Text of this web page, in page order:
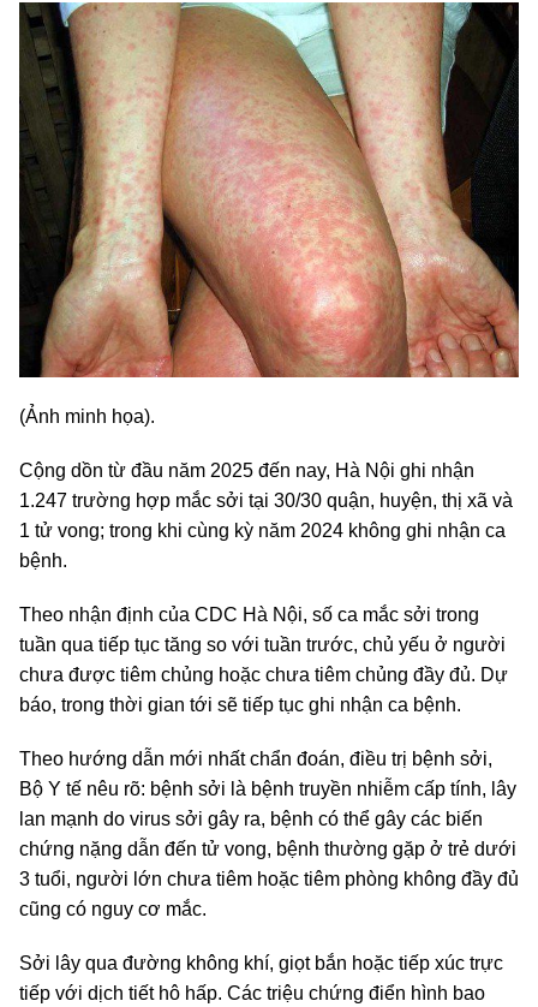
(Ảnh minh họa).
Cộng dồn từ đầu năm 2025 đến nay, Hà Nội ghi nhận
1.247 trường hợp mắc sởi tại 30/30 quận, huyện, thị xã và
1 tử vong; trong khi cùng kỳ năm 2024 không ghi nhận ca
bệnh.
Theo nhận định của CDC Hà Nội, số ca mắc sởi trong
tuần qua tiếp tục tăng so với tuần trước, chủ yếu ở người
chưa được tiêm chủng hoặc chưa tiêm chủng đầy đủ. Dự
báo, trong thời gian tới sẽ tiếp tục ghi nhận ca bệnh.
Theo hướng dẫn mới nhất chẩn đoán, điều trị bệnh sởi,
Bộ Y tế nêu rõ: bệnh sởi là bệnh truyền nhiễm cấp tính, lây
lan mạnh do virus sởi gây ra, bệnh có thể gây các biến
chứng nặng dẫn đến tử vong, bệnh thường gặp ở trẻ dưới
3 tuổi, người lớn chưa tiêm hoặc tiêm phòng không đầy đủ
cũng có nguy cơ mắc.
Sởi lây qua đường không khí, giọt bắn hoặc tiếp xúc trực
tiếp với dịch tiết hô hấp. Các triệu chứng điển hình bao